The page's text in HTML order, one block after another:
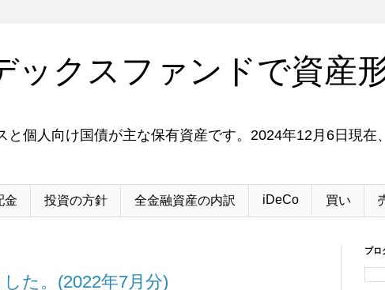
ックスファンドで資産
と個人向け国債が主な保有資産です。2024年12月6日現在
金 投資の方針 全金融資産の内訳 iDeCo 買い
た。(2022年7月分)
ブロ